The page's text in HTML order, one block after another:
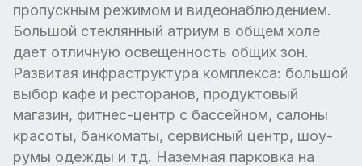
пропускным режимом и видеонаблюдением.
Большой стеклянный атриум в общем холе
дает отличную освещенность общих зон.
Развитая инфраструктура комплекса: большой
выбор кафе и ресторанов, продуктовый
магазин, фитнес-центр с бассейном, салоны
красоты, банкоматы, сервисный центр, шоу-
румы одежды и тд. Наземная парковка на